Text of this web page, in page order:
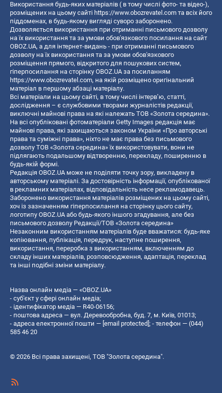
Використання будь-яких матеріалів ( в тому числі фото- та відео-),
розміщених на цьому сайті https://www.obozrevatel.com та всіх його
піддоменах, в будь-якому вигляді суворо заборонено.
Дозволяється використання при отриманні письмового дозволу
на їх використання та за умови обов'язкового посилання на сайт
OBOZ.UA, а для інтернет-видань - при отриманні письмового
дозволу на їх використання та за умови обов'язкового
розміщення прямого, відкритого для пошукових систем,
гіперпосилання на сторінку OBOZ.UA за посиланням
https://www.obozrevatel.com, на якій розміщено оригінальний
матеріал в першому абзаці матеріалу.
Всі матеріали на цьому сайті, в тому числі інтерв’ю, статті,
дослідження – є службовими творами журналістів редакції,
виключні майнові права на які належать ТОВ «Золота середина».
На всі опубліковані фотоматеріали Getty Images редакція має
майнові права, які захищаються законом України «Про авторські
права та суміжні права», ніхто не має права без письмового
дозволу ТОВ «Золота середина» їх використовувати, вони не
підлягають подальшому відтворенню, перекладу, поширенню в
будь-якій формі.
Редакція OBOZ.UA може не поділяти точку зору, викладену в
авторському матеріалі. За достовірність інформації, опублікованої
в рекламних матеріалах, відповідальність несе рекламодавець.
Заборонено використання матеріалів розміщених на цьому сайті,
хоч із зазначенням гіперпосилання на сторінку цього сайту,
логотипу OBOZ.UA або будь-якого іншого згадування, але без
письмового дозволу Редакції/ТОВ «Золота середина»
Незаконним використанням матеріалів буде вважатися: будь-яке
копiювання, публiкацiя, передрук, наступне поширення,
використання, переробка з використанням, включенням до
складу інших матеріалів, розповсюдження, адаптація, переклад
та інші подібні зміни матеріалу.
Назва онлайн медіа — «OBOZ.UA»
- суб'єкт у сфері онлайн медіа;
- ідентифікатор медіа — R40-06156;
- поштова адреса — вул. Деревообробна, буд. 7, м. Київ, 01013;
- адреса електронної пошти — [email protected] ; - телефон — (044)
585 46 20
© 2026 Всі права захищені, ТОВ "Золота середина".